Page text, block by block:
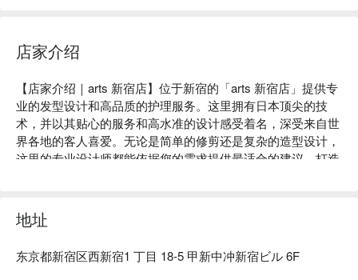
店家介绍
【店家介绍｜arts 新宿店】位于新宿的「arts 新宿店」提供专
业的发型设计和高品质的护理服务。这里拥有日本顶尖的技
术，并以其贴心的服务和高水准的设计感受着名，深受来自世
界各地的客人喜爱。无论是简单的修剪还是复杂的造型设计，
这里的专业设计师都能依据您的需求提供最适合的建议，打造
生系列」，这是一款任何发质皆通用的「小神盾」，能从发根
到发梢提供深层修复，让您的头发恢复自然光泽。
杂的需求，设计师都能精准理解，并打造出令人惊艳的成果。
地址
东京都新宿区西新宿1 丁目 18-5 甲新中冲新宿ビル 6F